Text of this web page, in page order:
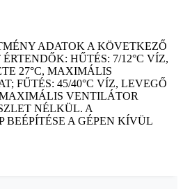
ADATOK A KÖVETKEZŐ
HŰTÉS: 7/12°C VÍZ,
27°C, MAXIMÁLIS
FŰTÉS: 45/40°C VÍZ, LEVEGŐ
VENTILÁTOR
NÉLKÜL. A
BEÉPÍTÉSE A GÉPEN KÍVÜL